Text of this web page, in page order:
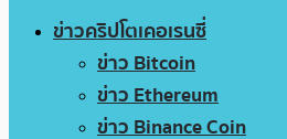
ข่าวคริปโตเคอเรนซี่
ข่าว Bitcoin
ข่าว Ethereum
ข่าว Binance Coin